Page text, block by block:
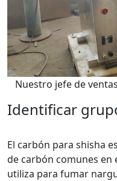
Nuestro jefe de
Identificar
El carbón para shisha
de carbón comunes en
utiliza para fumar